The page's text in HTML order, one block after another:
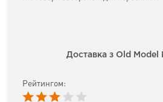
Доставка з Old Model
Рейтингом: